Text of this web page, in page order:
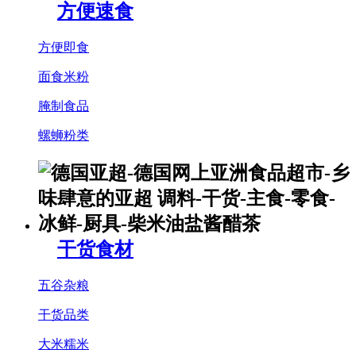
方便速食
方便即食
面食米粉
腌制食品
螺蛳粉类
干货食材
五谷杂粮
干货品类
大米糯米